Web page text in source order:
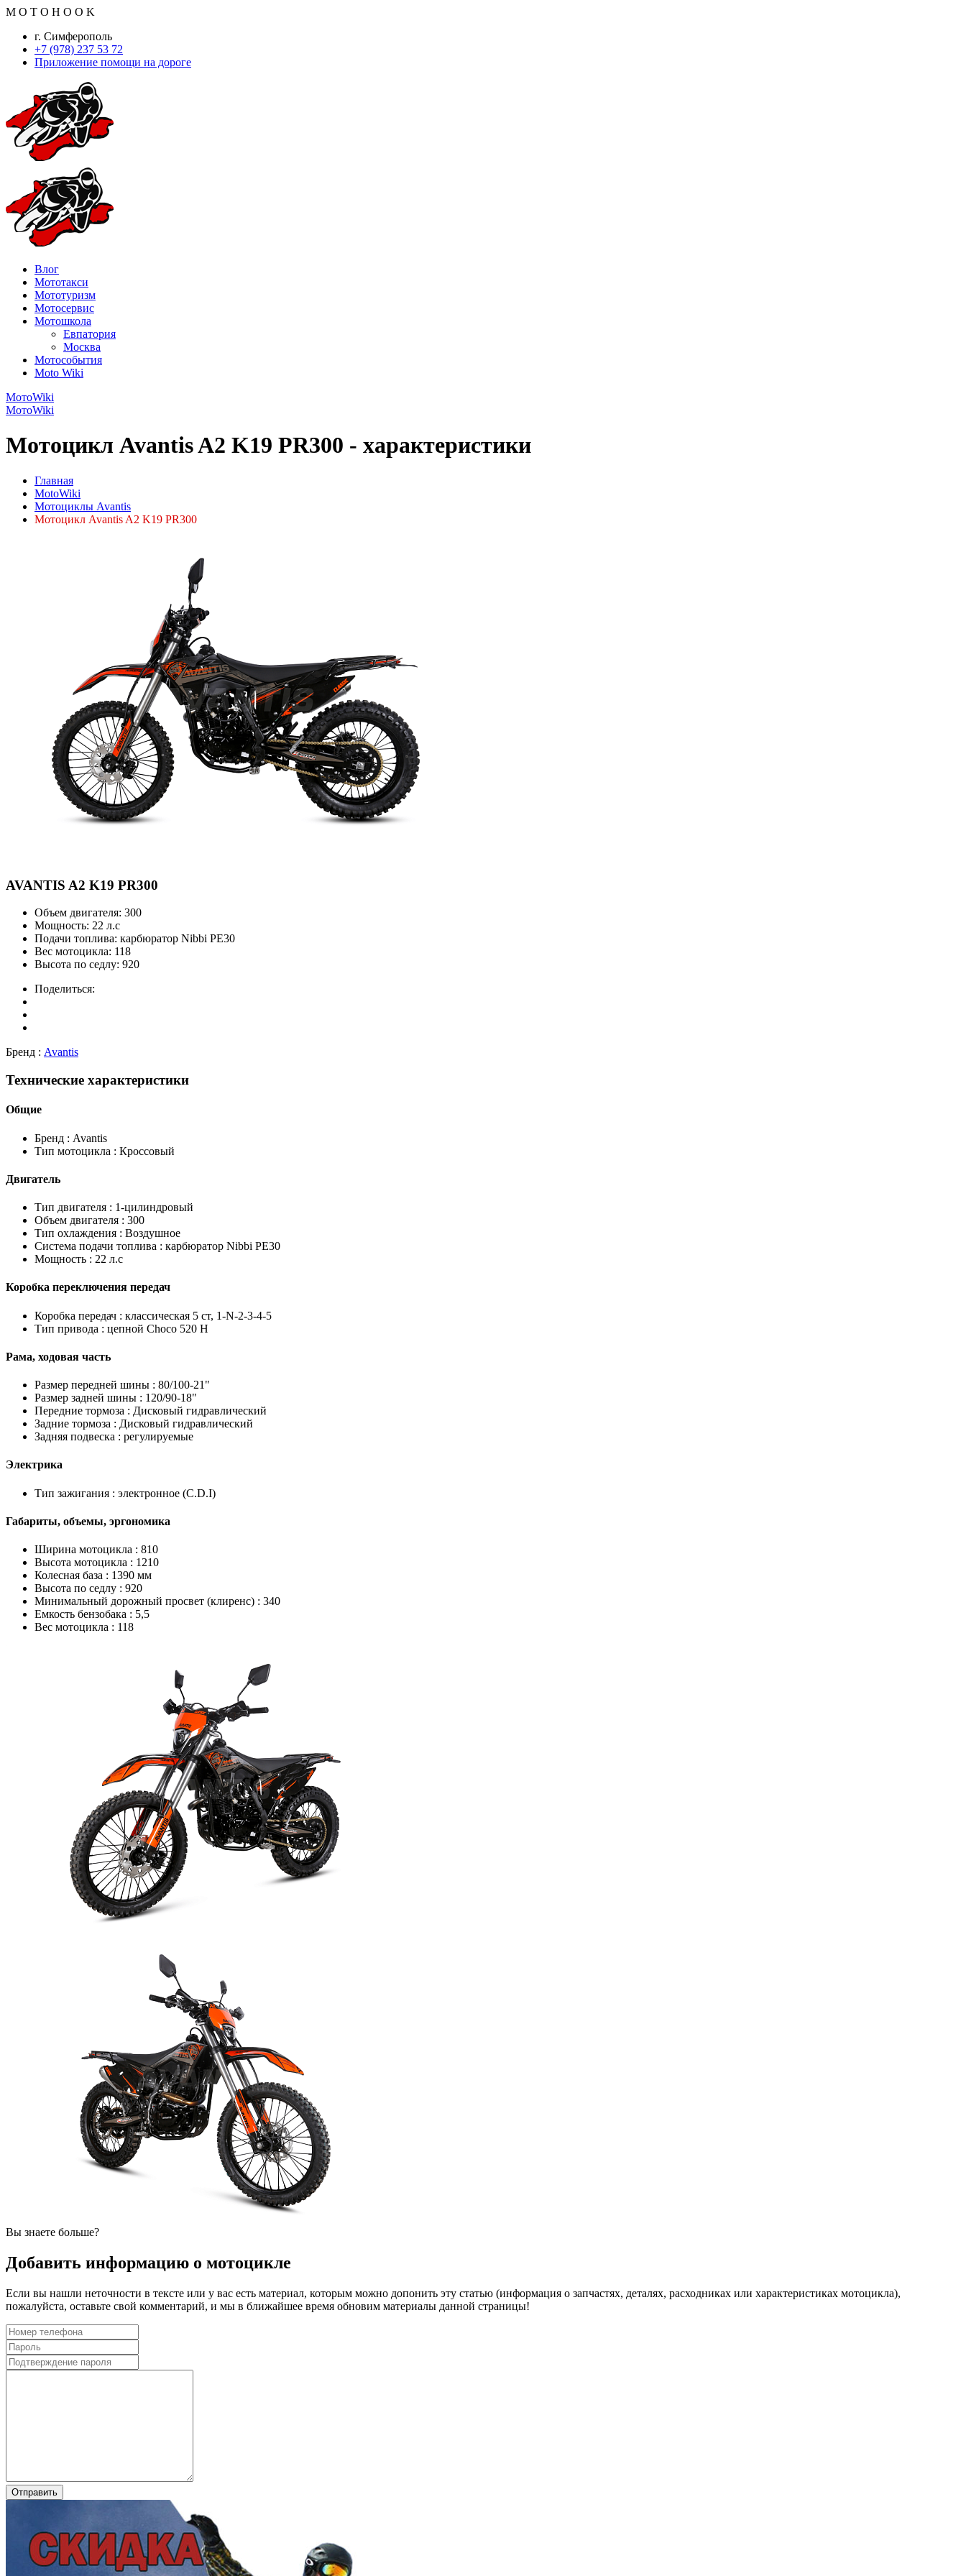
M O T O H O O K
г. Симферополь
+7 (978) 237 53 72
Приложение помощи на дороге
Влог
Мототакси
Мототуризм
Мотосервис
Мотошкола
Евпатория
Москва
Мотособытия
Moto Wiki
МотоWiki
МотоWiki
Мотоцикл Avantis A2 K19 PR300 - характеристики
Главная
MotoWiki
Мотоциклы Avantis
Мотоцикл Avantis A2 K19 PR300
AVANTIS A2 K19 PR300
Объем двигателя: 300
Мощность: 22 л.с
Подачи топлива: карбюратор Nibbi PE30
Вес мотоцикла: 118
Высота по седлу: 920
Поделиться:
Бренд : Avantis
Технические характеристики
Общие
Бренд : Avantis
Тип мотоцикла : Кроссовый
Двигатель
Тип двигателя : 1-цилиндровый
Объем двигателя : 300
Тип охлаждения : Воздушное
Система подачи топлива : карбюратор Nibbi PE30
Мощность : 22 л.с
Коробка переключения передач
Коробка передач : классическая 5 ст, 1-N-2-3-4-5
Тип привода : цепной Choco 520 H
Рама, ходовая часть
Размер передней шины : 80/100-21"
Размер задней шины : 120/90-18"
Передние тормоза : Дисковый гидравлический
Задние тормоза : Дисковый гидравлический
Задняя подвеска : регулируемые
Электрика
Тип зажигания : электронное (C.D.I)
Габариты, объемы, эргономика
Ширина мотоцикла : 810
Высота мотоцикла : 1210
Колесная база : 1390 мм
Высота по седлу : 920
Минимальный дорожный просвет (клиренс) : 340
Емкость бензобака : 5,5
Вес мотоцикла : 118
Вы знаете больше?
Добавить информацию о мотоцикле
Если вы нашли неточности в тексте или у вас есть материал, которым можно допонить эту статью (информация о запчастях, деталях, расходниках или характеристиках мотоцикла),
пожалуйста, оставьте свой комментарий, и мы в ближайшее время обновим материалы данной страницы!
Отправить